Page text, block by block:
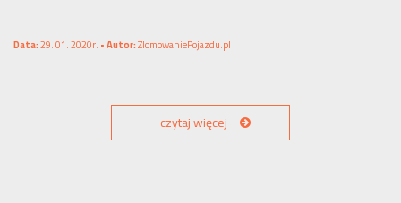
Data:29. 01. 2020r. •Autor:ZlomowaniePojazdu.pl
czytaj więcej